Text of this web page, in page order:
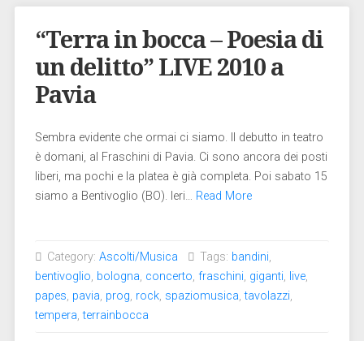
“Terra in bocca – Poesia di
un delitto” LIVE 2010 a
Pavia
Sembra evidente che ormai ci siamo. Il debutto in teatro
è domani, al Fraschini di Pavia. Ci sono ancora dei posti
liberi, ma pochi e la platea è già completa. Poi sabato 15
siamo a Bentivoglio (BO). Ieri… Read More
Category: Ascolti/Musica Tags: bandini,
bentivoglio, bologna, concerto, fraschini, giganti, live,
papes, pavia, prog, rock, spaziomusica,tavolazzi,
tempera,terrainbocca